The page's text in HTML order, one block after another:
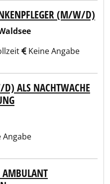
(M/W/D)
Keine Angabe
ALS NACHTWACHE
Angabe